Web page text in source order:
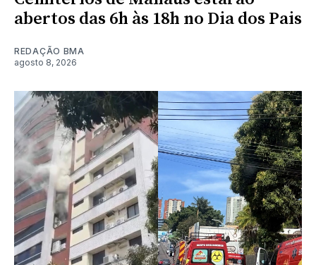
abertos das 6h às 18h no Dia dos Pais
REDAÇÃO BMA
agosto 8, 2026